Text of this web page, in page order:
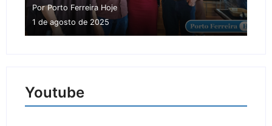
Por Porto Ferreira Hoje
1 de agosto de 2025
Youtube